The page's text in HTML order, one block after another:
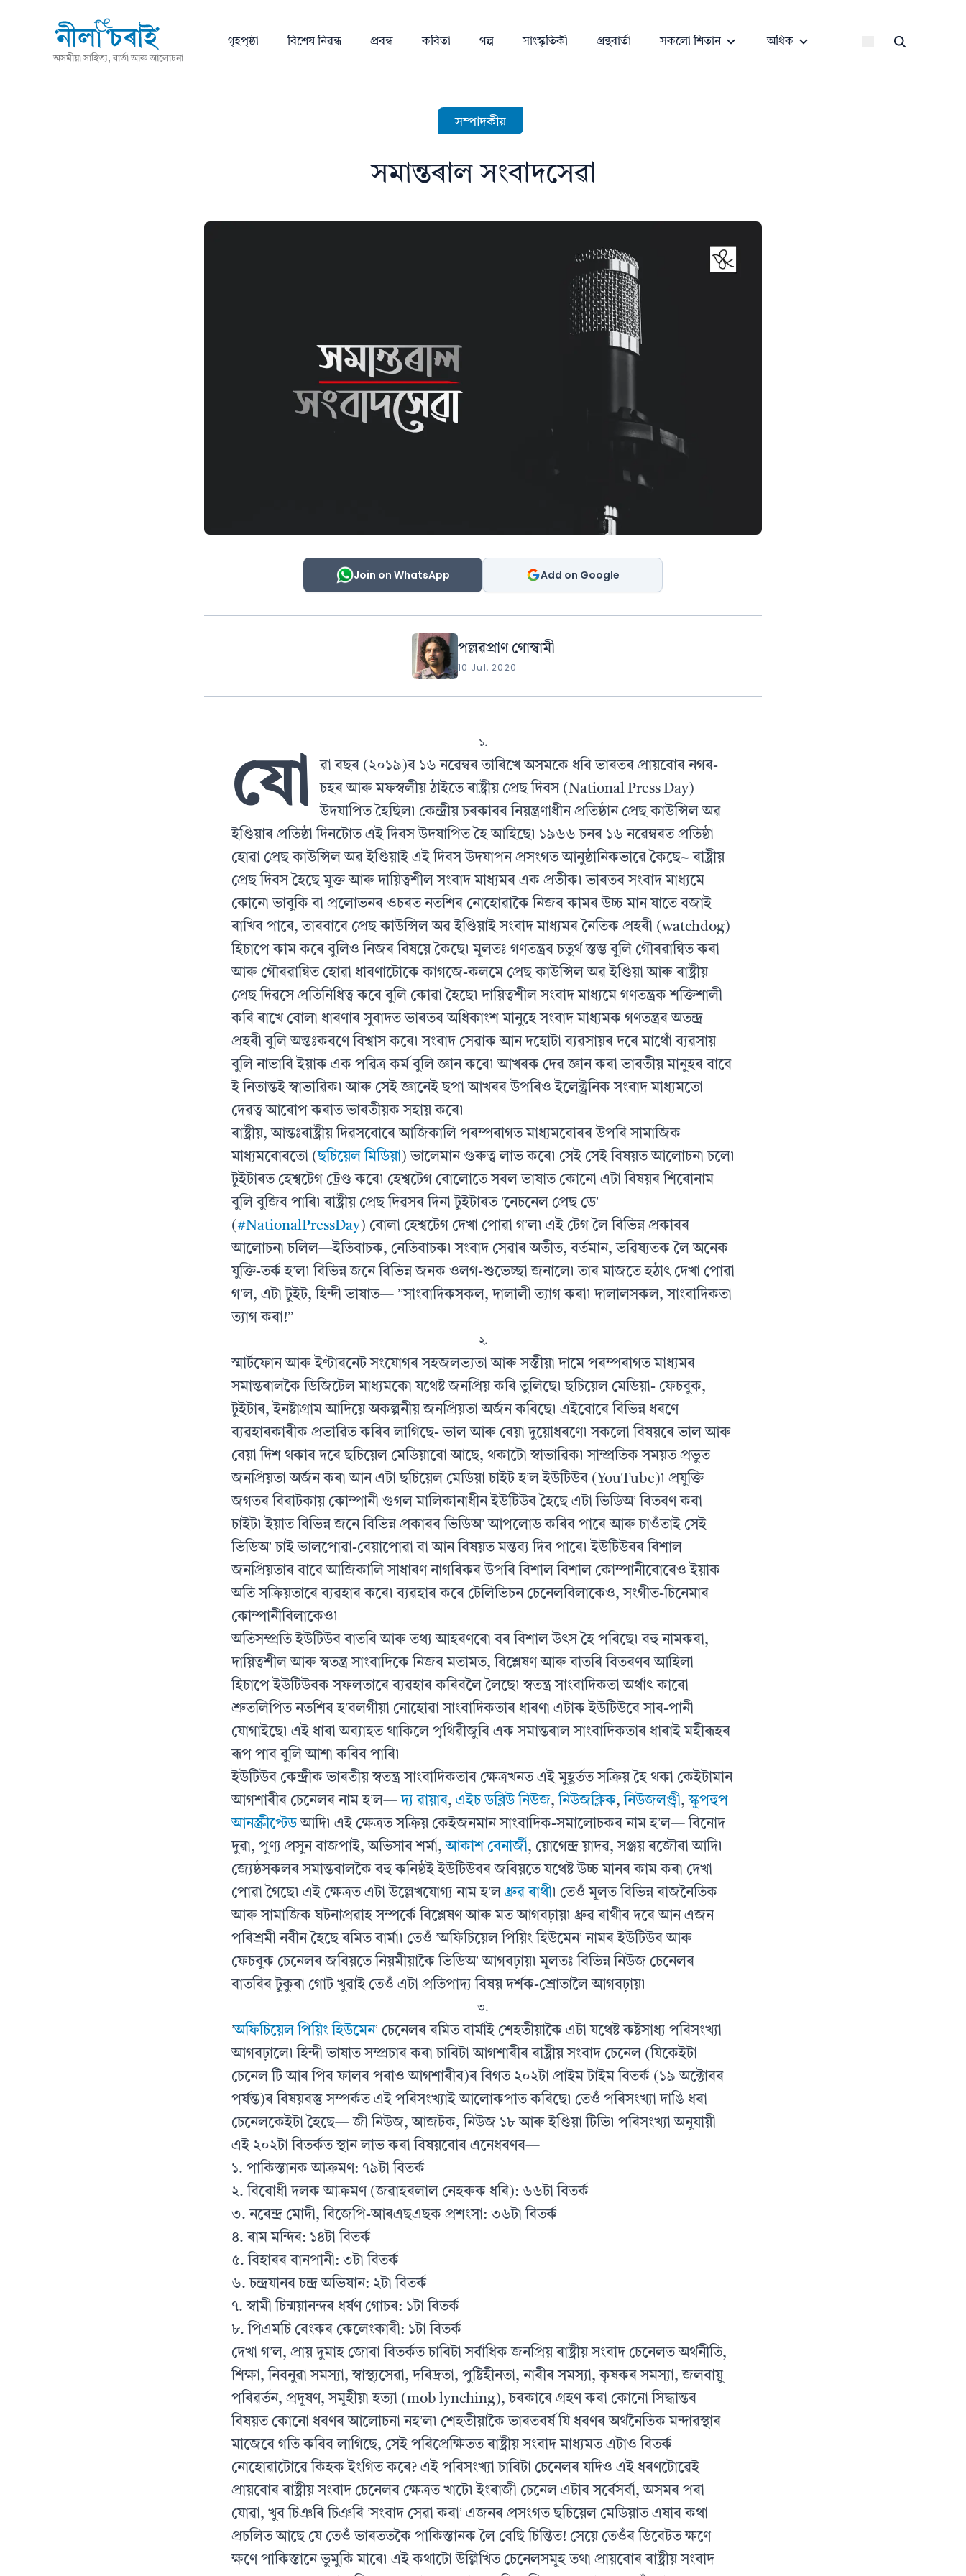
অসমীয়া সাহিত্য, বাৰ্তা আৰু আলোচনা
গৃহপৃষ্ঠা বিশেষ নিৱন্ধ প্ৰবন্ধ কবিতা গল্প সাংস্কৃতিকী গ্ৰন্থবাৰ্তা সকলো শিতান অধিক
সম্পাদকীয়
সমান্তৰাল সংবাদসেৱা
Join on WhatsApp Add on Google
পল্লৱপ্ৰাণ গোস্বামী
10 Jul, 2020
১.
যো
ৱা বছৰ (২০১৯)ৰ ১৬ নৱেম্বৰ তাৰিখে অসমকে ধৰি ভাৰতৰ প্ৰায়বোৰ নগৰ-
চহৰ আৰু মফস্বলীয় ঠাইতে ৰাষ্ট্ৰীয় প্ৰেছ দিবস (National Press Day)
উদযাপিত হৈছিল৷ কেন্দ্ৰীয় চৰকাৰৰ নিয়ন্ত্ৰণাধীন প্ৰতিষ্ঠান প্ৰেছ কাউন্সিল অৱ
ইণ্ডিয়াৰ প্ৰতিষ্ঠা দিনটোত এই দিবস উদযাপিত হৈ আহিছে৷ ১৯৬৬ চনৰ ১৬ নৱেম্বৰত প্ৰতিষ্ঠা
হোৱা প্ৰেছ কাউন্সিল অৱ ইণ্ডিয়াই এই দিবস উদযাপন প্ৰসংগত আনুষ্ঠানিকভাৱে কৈছে~ ৰাষ্ট্ৰীয়
প্ৰেছ দিবস হৈছে মুক্ত আৰু দায়িত্বশীল সংবাদ মাধ্যমৰ এক প্ৰতীক৷ ভাৰতৰ সংবাদ মাধ্যমে
কোনো ভাবুকি বা প্ৰলোভনৰ ওচৰত নতশিৰ নোহোৱাকৈ নিজৰ কামৰ উচ্চ মান যাতে বজাই
ৰাখিব পাৰে, তাৰবাবে প্ৰেছ কাউন্সিল অৱ ইণ্ডিয়াই সংবাদ মাধ্যমৰ নৈতিক প্ৰহৰী (watchdog)
হিচাপে কাম কৰে বুলিও নিজৰ বিষয়ে কৈছে৷ মূলতঃ গণতন্ত্ৰৰ চতুৰ্থ স্তম্ভ বুলি গৌৰৱান্বিত কৰা
আৰু গৌৰৱান্বিত হোৱা ধাৰণাটোকে কাগজে-কলমে প্ৰেছ কাউন্সিল অৱ ইণ্ডিয়া আৰু ৰাষ্ট্ৰীয়
প্ৰেছ দিৱসে প্ৰতিনিধিত্ব কৰে বুলি কোৱা হৈছে৷ দায়িত্বশীল সংবাদ মাধ্যমে গণতন্ত্ৰক শক্তিশালী
কৰি ৰাখে বোলা ধাৰণাৰ সুবাদত ভাৰতৰ অধিকাংশ মানুহে সংবাদ মাধ্যমক গণতন্ত্ৰৰ অতন্দ্ৰ
প্ৰহৰী বুলি অন্তঃকৰণে বিশ্বাস কৰে৷ সংবাদ সেৱাক আন দহোটা ব্যৱসায়ৰ দৰে মাথোঁ ব্যৱসায়
বুলি নাভাবি ইয়াক এক পৱিত্ৰ কৰ্ম বুলি জ্ঞান কৰে৷ আখৰক দেৱ জ্ঞান কৰা ভাৰতীয় মানুহৰ বাবে
ই নিতান্তই স্বাভাৱিক৷ আৰু সেই জ্ঞানেই ছপা আখৰৰ উপৰিও ইলেক্ট্ৰনিক সংবাদ মাধ্যমতো
দেৱত্ব আৰোপ কৰাত ভাৰতীয়ক সহায় কৰে৷
ৰাষ্ট্ৰীয়, আন্তঃৰাষ্ট্ৰীয় দিৱসবোৰে আজিকালি পৰম্পৰাগত মাধ্যমবোৰৰ উপৰি সামাজিক
মাধ্যমবোৰতো (ছচিয়েল মিডিয়া ) ভালেমান গুৰুত্ব লাভ কৰে৷ সেই সেই বিষয়ত আলোচনা চলে৷
টুইটাৰত হেশ্বটেগ ট্ৰেণ্ড কৰে৷ হেশ্বটেগ বোলোতে সৰল ভাষাত কোনো এটা বিষয়ৰ শিৰোনাম
বুলি বুজিব পাৰি৷ ৰাষ্ট্ৰীয় প্ৰেছ দিৱসৰ দিনা টুইটাৰত ʼনেচনেল প্ৰেছ ডেʼ
( #NationalPressDay) বোলা হেশ্বটেগ দেখা পোৱা গʼল৷ এই টেগ লৈ বিভিন্ন প্ৰকাৰৰ
আলোচনা চলিল—ইতিবাচক, নেতিবাচক৷ সংবাদ সেৱাৰ অতীত, বৰ্তমান, ভৱিষ্যতক লৈ অনেক
যুক্তি-তৰ্ক হʼল৷ বিভিন্ন জনে বিভিন্ন জনক ওলগ-শুভেচ্ছা জনালে৷ তাৰ মাজতে হঠাৎ দেখা পোৱা
গʼল, এটা টুইট, হিন্দী ভাষাত— ʼʼসাংবাদিকসকল, দালালী ত্যাগ কৰা৷ দালালসকল, সাংবাদিকতা
ত্যাগ কৰা!ʼʼ
২.
স্মাৰ্টফোন আৰু ইণ্টাৰনেট সংযোগৰ সহজলভ্যতা আৰু সস্তীয়া দামে পৰম্পৰাগত মাধ্যমৰ
সমান্তৰালকৈ ডিজিটেল মাধ্যমকো যথেষ্ট জনপ্ৰিয় কৰি তুলিছে৷ ছচিয়েল মেডিয়া- ফেচবুক,
টুইটাৰ, ইনষ্টাগ্ৰাম আদিয়ে অকল্পনীয় জনপ্ৰিয়তা অৰ্জন কৰিছে৷ এইবোৰে বিভিন্ন ধৰণে
ব্যৱহাৰকাৰীক প্ৰভাৱিত কৰিব লাগিছে- ভাল আৰু বেয়া দুয়োধৰণে৷ সকলো বিষয়ৰে ভাল আৰু
বেয়া দিশ থকাৰ দৰে ছচিয়েল মেডিয়াৰো আছে, থকাটো স্বাভাৱিক৷ সাম্প্ৰতিক সময়ত প্ৰভুত
জনপ্ৰিয়তা অৰ্জন কৰা আন এটা ছচিয়েল মেডিয়া চাইট হʼল ইউটিউব (YouTube)৷ প্ৰযুক্তি
জগতৰ বিৰাটকায় কোম্পানী গুগল মালিকানাধীন ইউটিউব হৈছে এটা ভিডিঅʼ বিতৰণ কৰা
চাইট৷ ইয়াত বিভিন্ন জনে বিভিন্ন প্ৰকাৰৰ ভিডিঅʼ আপলোড কৰিব পাৰে আৰু চাওঁতাই সেই
ভিডিঅʼ চাই ভালপোৱা-বেয়াপোৱা বা আন বিষয়ত মন্তব্য দিব পাৰে৷ ইউটিউবৰ বিশাল
জনপ্ৰিয়তাৰ বাবে আজিকালি সাধাৰণ নাগৰিকৰ উপৰি বিশাল বিশাল কোম্পানীবোৰেও ইয়াক
অতি সক্ৰিয়তাৰে ব্যৱহাৰ কৰে৷ ব্যৱহাৰ কৰে টেলিভিচন চেনেলবিলাকেও, সংগীত-চিনেমাৰ
কোম্পানীবিলাকেও৷
অতিসম্প্ৰতি ইউটিউব বাতৰি আৰু তথ্য আহৰণৰো বৰ বিশাল উৎস হৈ পৰিছে৷ বহু নামকৰা,
দায়িত্বশীল আৰু স্বতন্ত্ৰ সাংবাদিকে নিজৰ মতামত, বিশ্লেষণ আৰু বাতৰি বিতৰণৰ আহিলা
হিচাপে ইউটিউবক সফলতাৰে ব্যৱহাৰ কৰিবলৈ লৈছে৷ স্বতন্ত্ৰ সাংবাদিকতা অৰ্থাৎ কাৰো
শ্ৰুতলিপিত নতশিৰ হʼবলগীয়া নোহোৱা সাংবাদিকতাৰ ধাৰণা এটাক ইউটিউবে সাৰ-পানী
যোগাইছে৷ এই ধাৰা অব্যাহত থাকিলে পৃথিৱীজুৰি এক সমান্তৰাল সাংবাদিকতাৰ ধাৰাই মহীৰূহৰ
ৰূপ পাব বুলি আশা কৰিব পাৰি৷
ইউটিউব কেন্দ্ৰীক ভাৰতীয় স্বতন্ত্ৰ সাংবাদিকতাৰ ক্ষেত্ৰখনত এই মুহূৰ্তত সক্ৰিয় হৈ থকা কেইটামান
আগশাৰীৰ চেনেলৰ নাম হʼল— দ্য ৱায়াৰ, এইচ ডব্লিউ নিউজ, নিউজক্লিক, নিউজলণ্ড্ৰী, স্কুপহুপ
আনস্ক্ৰীপ্টেড আদি৷ এই ক্ষেত্ৰত সক্ৰিয় কেইজনমান সাংবাদিক-সমালোচকৰ নাম হʼল— বিনোদ
দুৱা, পুণ্য প্ৰসুন বাজপাই, অভিসাৰ শৰ্মা, আকাশ বেনাৰ্জী, য়োগেন্দ্ৰ য়াদৱ, সঞ্জয় ৰজৌৰা আদি৷
জ্যেষ্ঠসকলৰ সমান্তৰালকৈ বহু কনিষ্ঠই ইউটিউবৰ জৰিয়তে যথেষ্ট উচ্চ মানৰ কাম কৰা দেখা
পোৱা গৈছে৷ এই ক্ষেত্ৰত এটা উল্লেখযোগ্য নাম হʼল ধ্ৰুৱ ৰাথী৷ তেওঁ মূলত বিভিন্ন ৰাজনৈতিক
আৰু সামাজিক ঘটনাপ্ৰৱাহ সম্পৰ্কে বিশ্লেষণ আৰু মত আগবঢ়ায়৷ ধ্ৰুৱ ৰাথীৰ দৰে আন এজন
পৰিশ্ৰমী নবীন হৈছে ৰমিত বাৰ্মা৷ তেওঁ ʼঅফিচিয়েল পিয়িং হিউমেনʼ নামৰ ইউটিউব আৰু
ফেচবুক চেনেলৰ জৰিয়তে নিয়মীয়াকৈ ভিডিঅʼ আগবঢ়ায়৷ মূলতঃ বিভিন্ন নিউজ চেনেলৰ
বাতৰিৰ টুকুৰা গোট খুৱাই তেওঁ এটা প্ৰতিপাদ্য বিষয় দৰ্শক-শ্ৰোতালৈ আগবঢ়ায়৷
৩.
ʼঅফিচিয়েল পিয়িং হিউমেনʼ চেনেলৰ ৰমিত বাৰ্মাই শেহতীয়াকৈ এটা যথেষ্ট কষ্টসাধ্য পৰিসংখ্যা
আগবঢ়ালে৷ হিন্দী ভাষাত সম্প্ৰচাৰ কৰা চাৰিটা আগশাৰীৰ ৰাষ্ট্ৰীয় সংবাদ চেনেল (যিকেইটা
চেনেল টি আৰ পিৰ ফালৰ পৰাও আগশাৰীৰ)ৰ বিগত ২০২টা প্ৰাইম টাইম বিতৰ্ক (১৯ অক্টোবৰ
পৰ্যন্ত)ৰ বিষয়বস্তু সম্পৰ্কত এই পৰিসংখ্যাই আলোকপাত কৰিছে৷ তেওঁ পৰিসংখ্যা দাঙি ধৰা
চেনেলকেইটা হৈছে— জী নিউজ, আজটক, নিউজ ১৮ আৰু ইণ্ডিয়া টিভি৷ পৰিসংখ্যা অনুযায়ী
এই ২০২টা বিতৰ্কত স্থান লাভ কৰা বিষয়বোৰ এনেধৰণৰ—
১. পাকিস্তানক আক্ৰমণ: ৭৯টা বিতৰ্ক
২. বিৰোধী দলক আক্ৰমণ (জৱাহৰলাল নেহৰুক ধৰি): ৬৬টা বিতৰ্ক
৩. নৰেন্দ্ৰ মোদী, বিজেপি-আৰএছএছক প্ৰশংসা: ৩৬টা বিতৰ্ক
৪. ৰাম মন্দিৰ: ১৪টা বিতৰ্ক
৫. বিহাৰৰ বানপানী: ৩টা বিতৰ্ক
৬. চন্দ্ৰযানৰ চন্দ্ৰ অভিযান: ২টা বিতৰ্ক
৭. স্বামী চিন্ময়ানন্দৰ ধৰ্ষণ গোচৰ: ১টা বিতৰ্ক
৮. পিএমচি বেংকৰ কেলেংকাৰী: ১টা বিতৰ্ক
দেখা গʼল, প্ৰায় দুমাহ জোৰা বিতৰ্কত চাৰিটা সৰ্বাধিক জনপ্ৰিয় ৰাষ্ট্ৰীয় সংবাদ চেনেলত অৰ্থনীতি,
শিক্ষা, নিবনুৱা সমস্যা, স্বাস্থ্যসেৱা, দৰিদ্ৰতা, পুষ্টিহীনতা, নাৰীৰ সমস্যা, কৃষকৰ সমস্যা, জলবায়ু
পৰিৱৰ্তন, প্ৰদূষণ, সমূহীয়া হত্যা (mob lynching), চৰকাৰে গ্ৰহণ কৰা কোনো সিদ্ধান্তৰ
বিষয়ত কোনো ধৰণৰ আলোচনা নহʼল৷ শেহতীয়াকৈ ভাৰতবৰ্ষ যি ধৰণৰ অৰ্থনৈতিক মন্দাৱস্থাৰ
মাজেৰে গতি কৰিব লাগিছে, সেই পৰিপ্ৰেক্ষিতত ৰাষ্ট্ৰীয় সংবাদ মাধ্যমত এটাও বিতৰ্ক
নোহোৱাটোৱে কিহক ইংগিত কৰে? এই পৰিসংখ্যা চাৰিটা চেনেলৰ যদিও এই ধৰণটোৱেই
প্ৰায়বোৰ ৰাষ্ট্ৰীয় সংবাদ চেনেলৰ ক্ষেত্ৰত খাটে৷ ইংৰাজী চেনেল এটাৰ সৰ্বেসৰ্বা, অসমৰ পৰা
যোৱা, খুব চিঞৰি চিঞৰি ʼসংবাদ সেৱা কৰাʼ এজনৰ প্ৰসংগত ছচিয়েল মেডিয়াত এষাৰ কথা
প্ৰচলিত আছে যে তেওঁ ভাৰততকৈ পাকিস্তানক লৈ বেছি চিন্তিত! সেয়ে তেওঁৰ ডিবেটত ক্ষণে
ক্ষণে পাকিস্তানে ভুমুকি মাৰে৷ এই কথাটো উল্লিখিত চেনেলসমূহ তথা প্ৰায়বোৰ ৰাষ্ট্ৰীয় সংবাদ